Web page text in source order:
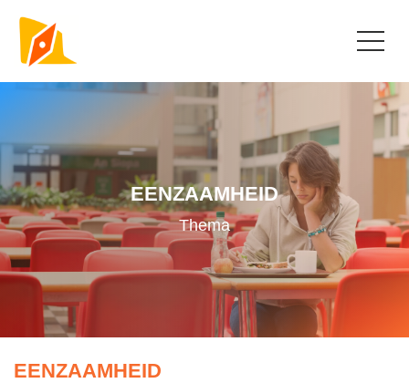
EENZAAMHEID
Thema
EENZAAMHEID